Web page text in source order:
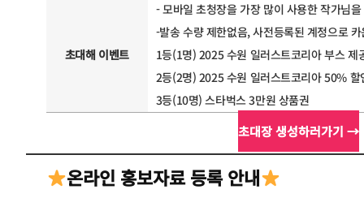
초대해 이벤트
- 모바일 초청장을 가장 많이 사용한 작가님
-발송 수량 제한없음, 사전등록된 계정으로
1등(1명) 2025 수원 일러스트코리아 부스 제
2등(2명) 2025 수원 일러스트코리아 50% 할
3등(10명) 스타벅스 3만원 상품권
초대장 생성하러가기 →
온라인 홍보자료 등록 안내